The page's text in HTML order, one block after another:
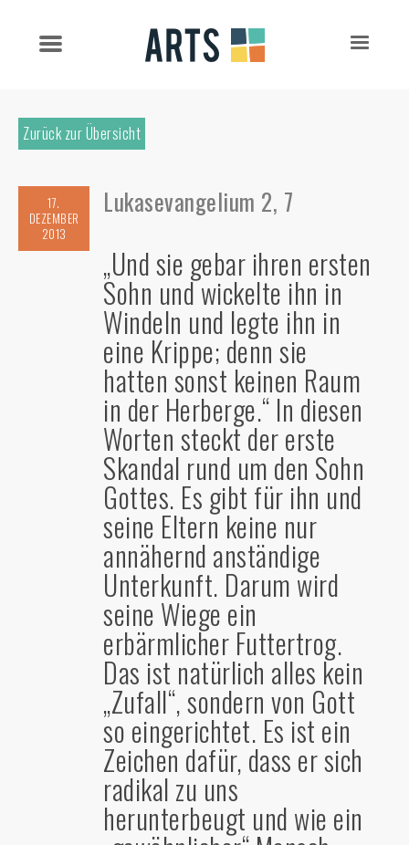
Zurück zur Übersicht
17.
DEZEMBER
2013
Lukasevangelium 2, 7
„Und sie gebar ihren ersten
Sohn und wickelte ihn in
Windeln und legte ihn in
eine Krippe; denn sie
hatten sonst keinen Raum
in der Herberge.“ In diesen
Worten steckt der erste
Skandal rund um den Sohn
Gottes. Es gibt für ihn und
seine Eltern keine nur
annähernd anständige
Unterkunft. Darum wird
seine Wiege ein
erbärmlicher Futtertrog.
Das ist natürlich alles kein
„Zufall“, sondern von Gott
so eingerichtet. Es ist ein
Zeichen dafür, dass er sich
radikal zu uns
herunterbeugt und wie ein